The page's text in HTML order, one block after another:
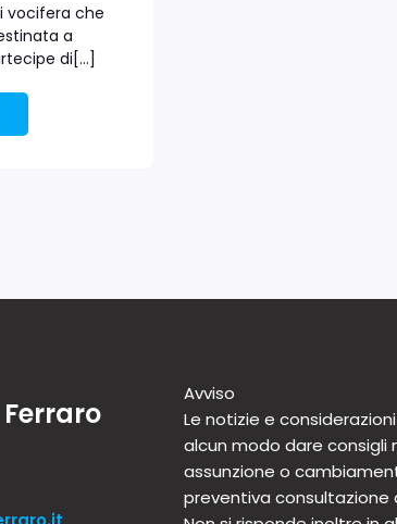
vocifera che
a
di[…]
Avviso
Le notizie e
alcun modo dare consigli
assunzione o
preventiva consultazione